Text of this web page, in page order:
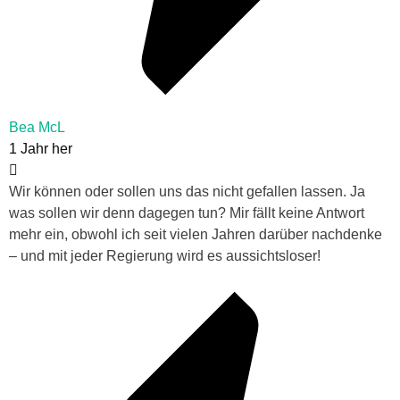
Bea McL
1 Jahr her
Wir können oder sollen uns das nicht gefallen lassen. Ja
was sollen wir denn dagegen tun? Mir fällt keine Antwort
mehr ein, obwohl ich seit vielen Jahren darüber nachdenke
– und mit jeder Regierung wird es aussichtsloser!